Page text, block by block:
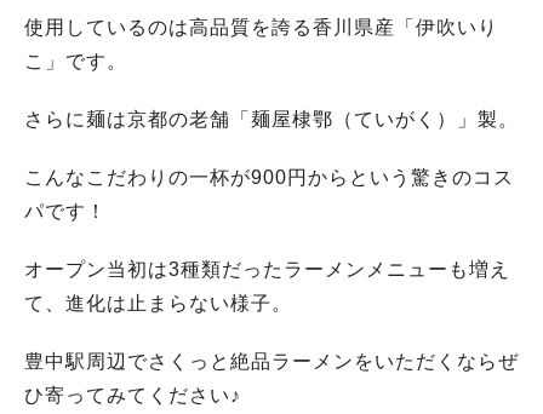
使用しているのは高品質を誇る香川県産「伊吹いり
こ」です。
さらに麺は京都の老舗「麺屋棣鄂（ていがく）」製。
こんなこだわりの一杯が900円からという驚きのコス
パです！
オープン当初は3種類だったラーメンメニューも増え
て、進化は止まらない様子。
豊中駅周辺でさくっと絶品ラーメンをいただくならぜ
ひ寄ってみてください♪